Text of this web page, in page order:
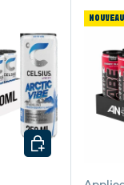
CHOISIR LES